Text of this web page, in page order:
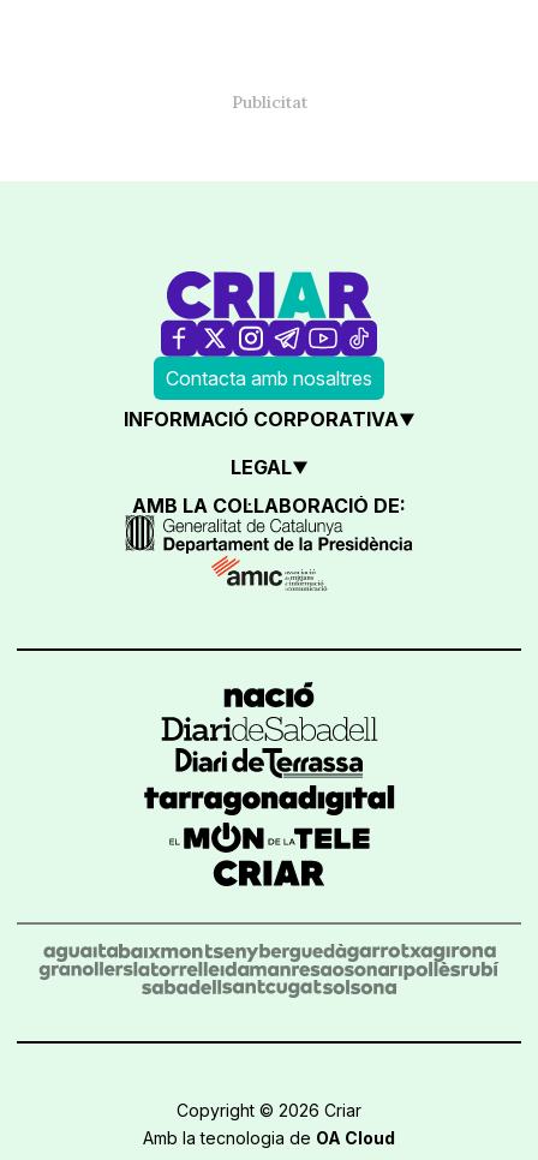
Contacta amb nosaltres
INFORMACIÓ CORPORATIVA
LEGAL
AMB LA COL·LABORACIÓ DE:
Copyright © 2026 Criar
Amb la tecnologia de OA Cloud